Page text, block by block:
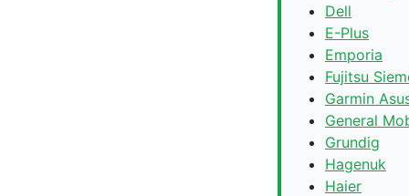
Dell
E-Plus
Emporia
Fujitsu
Garmin
General
Grundig
Hagenuk
Haier